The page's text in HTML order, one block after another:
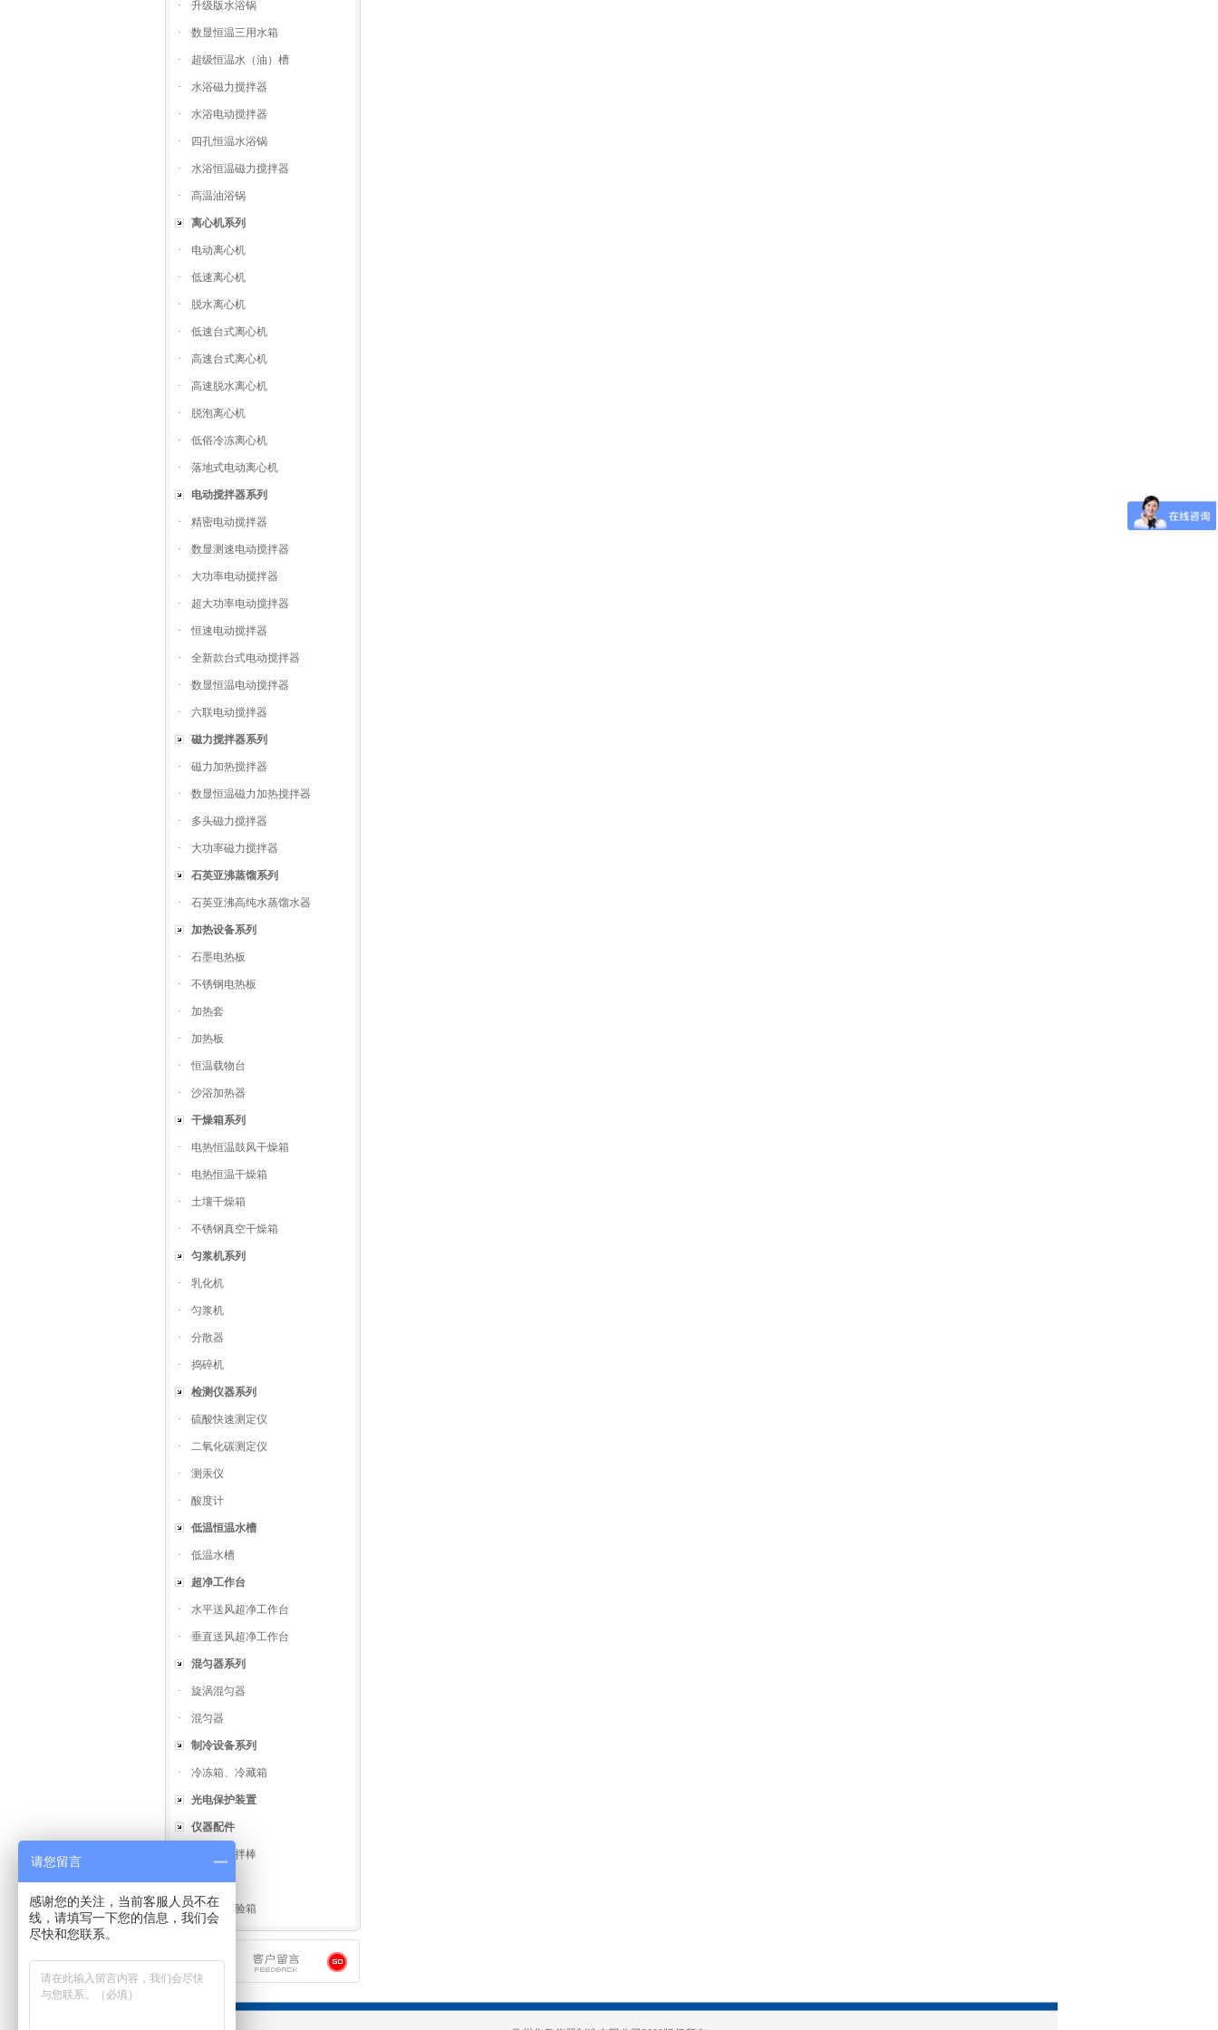
· 升级版水浴锅
· 数显恒温三用水箱
· 超级恒温水（油）槽
· 水浴磁力搅拌器
· 水浴电动搅拌器
· 四孔恒温水浴锅
· 水浴恒温磁力搅拌器
· 高温油浴锅
离心机系列
· 电动离心机
· 低速离心机
· 脱水离心机
· 低速台式离心机
· 高速台式离心机
· 高速脱水离心机
· 脱泡离心机
· 低俗冷冻离心机
· 落地式电动离心机
电动搅拌器系列
· 精密电动搅拌器
· 数显测速电动搅拌器
· 大功率电动搅拌器
· 超大功率电动搅拌器
· 恒速电动搅拌器
· 全新款台式电动搅拌器
· 数显恒温电动搅拌器
· 六联电动搅拌器
磁力搅拌器系列
· 磁力加热搅拌器
· 数显恒温磁力加热搅拌器
· 多头磁力搅拌器
· 大功率磁力搅拌器
石英亚沸蒸馏系列
· 石英亚沸高纯水蒸馏水器
加热设备系列
· 石墨电热板
· 不锈钢电热板
· 加热套
· 加热板
· 恒温载物台
· 沙浴加热器
干燥箱系列
· 电热恒温鼓风干燥箱
· 电热恒温干燥箱
· 土壤干燥箱
· 不锈钢真空干燥箱
匀浆机系列
· 乳化机
· 匀浆机
· 分散器
· 捣碎机
检测仪器系列
· 硫酸快速测定仪
· 二氧化碳测定仪
· 测汞仪
· 酸度计
低温恒温水槽
· 低温水槽
超净工作台
· 水平送风超净工作台
· 垂直送风超净工作台
混匀器系列
· 旋涡混匀器
· 混匀器
制冷设备系列
· 冷冻箱、冷藏箱
光电保护装置
仪器配件
螺旋式搅拌棒
试验箱类
· 高低温试验箱
请您留言
感谢您的关注，当前客服人员不在
线，请填写一下您的信息，我们会
尽快和您联系。